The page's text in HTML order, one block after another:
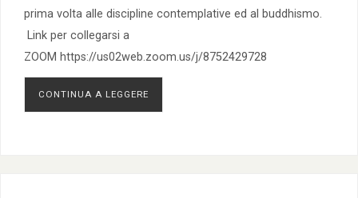
prima volta alle discipline contemplative ed al buddhismo.
Link per collegarsi a
ZOOM https://us02web.zoom.us/j/8752429728
CONTINUA A LEGGERE